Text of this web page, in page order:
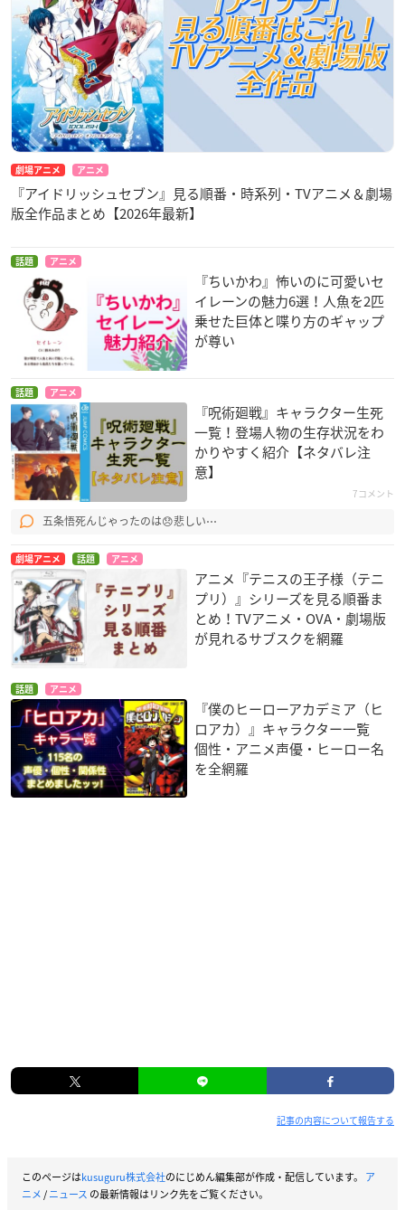
劇場アニメ アニメ
『アイドリッシュセブン』見る順番・時系列・TVアニメ＆劇場
版全作品まとめ【2026年最新】
話題 アニメ
『ちいかわ』怖いのに可愛いセ
イレーンの魅力6選！人魚を2匹
乗せた巨体と喋り方のギャップ
が尊い
話題 アニメ
『呪術廻戦』キャラクター生死
一覧！登場人物の生存状況をわ
かりやすく紹介【ネタバレ注
意】
7コメント
五条悟死んじゃったのは😞悲しい⋯
劇場アニメ 話題 アニメ
アニメ『テニスの王子様（テニ
プリ）』シリーズを見る順番ま
とめ！TVアニメ・OVA・劇場版
が見れるサブスクを網羅
話題 アニメ
『僕のヒーローアカデミア（ヒ
ロアカ）』キャラクター一覧
個性・アニメ声優・ヒーロー名
を全網羅
記事の内容について報告する
このページはkusuguru株式会社のにじめん編集部が作成・配信しています。 ア
ニメ/ニュース の最新情報はリンク先をご覧ください。